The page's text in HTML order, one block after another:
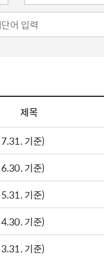
제목
기준)
기준)
기준)
기준)
기준)